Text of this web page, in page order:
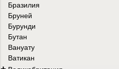
Бразилия
Бруней
Бурунди
Бутан
Вануату
Ватикан